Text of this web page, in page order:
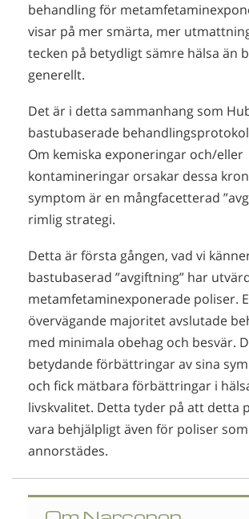
behandling för
visar på mer smärta, mer
tecken på betydligt sämre hälsa än
generellt.
Det är i detta sammanhang som
bastubaserade
Om kemiska exponeringar och/eller
kontamineringar orsakar dessa
symptom är en mångfacetterad
rimlig strategi.
Detta är första gången, vad vi
bastubaserad ”avgiftning” har
metamfetaminexponerade poliser.
övervägande majoritet avslutade
med minimala obehag och besvär.
betydande förbättringar av sina
och fick mätbara förbättringar i
livskvalitet. Detta tyder på att detta
vara behjälpligt även för poliser
annorstädes.